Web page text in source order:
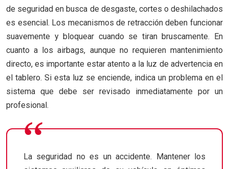
de seguridad en busca de desgaste, cortes o deshilachados
es esencial. Los mecanismos de retracción deben funcionar
suavemente y bloquear cuando se tiran bruscamente. En
cuanto a los airbags, aunque no requieren mantenimiento
directo, es importante estar atento a la luz de advertencia en
el tablero. Si esta luz se enciende, indica un problema en el
sistema que debe ser revisado inmediatamente por un
profesional.
La seguridad no es un accidente. Mantener los